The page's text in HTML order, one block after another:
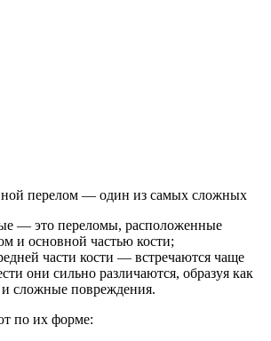
перелом — один из самых сложных
— это переломы, расположенные
и основной частью кости;
части кости — встречаются чаще
они сильно различаются, образуя как
сложные повреждения.
по их форме: